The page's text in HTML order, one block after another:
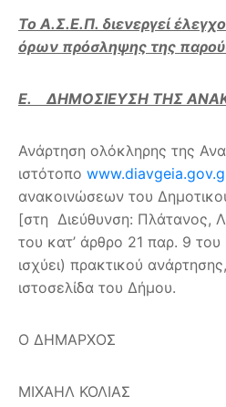
Το Α.Σ.Ε.Π. διενεργεί
όρων πρόσληψης της
Ε. ΔΗΜΟΣΙΕΥΣΗ ΤΗΣ
Ανάρτηση ολόκληρης της
ιστότοπο
ανακοινώσεων του
[στη Διεύθυνση: Πλάτανος,
του κατ’ άρθρο 21 παρ. 9
ισχύει) πρακτικού
ιστοσελίδα του Δήμου.
Ο ΔΗΜΑΡΧΟΣ
ΜΙΧΑΗΛ ΚΟΛΙΑΣ